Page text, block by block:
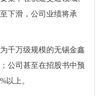
下滑，公司业绩将承
万级规模的无锡金鑫
公司甚至在招股书中预
以上。